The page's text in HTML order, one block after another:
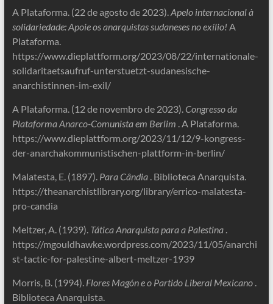
A Plataforma. (22 de agosto de 2023).Apelo internacional à
solidariedade: Apoie os anarquistas sudaneses no exílio! A
Plataforma.
https://www.dieplattform.org/2023/08/22/internationale-
solidaritaetsaufruf-unterstuetzt-sudanesische-
anarchistinnen-im-exil/
A Plataforma. (12 de novembro de 2023). Congresso da
Plataforma Anarco-Comunista em Berlim . A Plataforma.
https://www.dieplattform.org/2023/11/12/9-kongress-
der-anarchakommunistischen-plattform-in-berlin/
Malatesta, E. (1897). Para Cândia. Biblioteca Anarquista.
https://theanarchistlibrary.org/library/errico-malatesta-
pro-candia
Meltzer, A. (1939). Tática Anarquista para a Palestina.
https://mgouldhawke.wordpress.com/2023/11/05/anarchi
st-tactic-for-palestine-albert-meltzer-1939
Morris, B. (1994). Flores Magón e o Partido Liberal Mexicano.
Biblioteca Anarquista.